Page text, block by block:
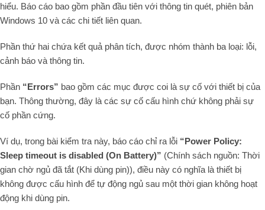
hiểu. Báo cáo bao gồm phần đầu tiên với thông tin quét, phiên bản
Windows 10 và các chi tiết liên quan.
Phần thứ hai chứa kết quả phân tích, được nhóm thành ba loại: lỗi,
cảnh báo và thông tin.
Phần “Errors” bao gồm các mục được coi là sự cố với thiết bị của
bạn. Thông thường, đây là các sự cố cấu hình chứ không phải sự
cố phần cứng.
Ví dụ, trong bài kiểm tra này, báo cáo chỉ ra lỗi “Power Policy:
Sleep timeout is disabled (On Battery)” (Chính sách nguồn: Thời
gian chờ ngủ đã tắt (Khi dùng pin)), điều này có nghĩa là thiết bị
không được cấu hình để tự động ngủ sau một thời gian không hoạt
động khi dùng pin.